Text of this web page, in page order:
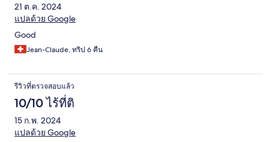
21 ต.ค. 2024
แปลด้วย Google
Good
Jean-Claude, ทริป 6 คืน
รีวิวที่ตรวจสอบแล้ว
10/10 ไร้ที่ติ
15 ก.พ. 2024
แปลด้วย Google